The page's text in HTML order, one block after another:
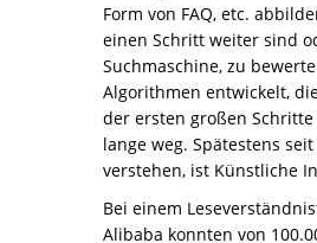
Form von FAQ, etc.
einen Schritt weiter sind
Suchmaschine, zu
Algorithmen entwickelt,
der ersten großen
lange weg. Spätestens
verstehen, ist Künstliche
Bei einem
Alibaba konnten von